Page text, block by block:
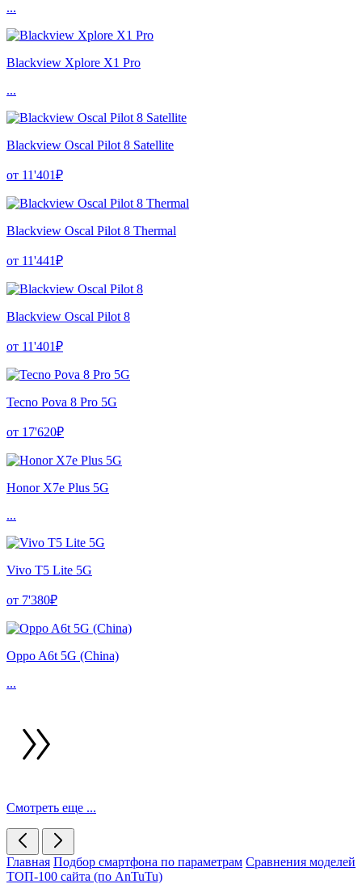
...
Blackview Xplore X1 Pro
...
Blackview Oscal Pilot 8 Satellite
от 11'401₽
Blackview Oscal Pilot 8 Thermal
от 11'441₽
Blackview Oscal Pilot 8
от 11'401₽
Tecno Pova 8 Pro 5G
от 17'620₽
Honor X7e Plus 5G
...
Vivo T5 Lite 5G
от 7'380₽
Oppo A6t 5G (China)
...
Смотреть еще ...
Главная Подбор смартфона по параметрам Сравнения моделей
ТОП-100 сайта (по AnTuTu)